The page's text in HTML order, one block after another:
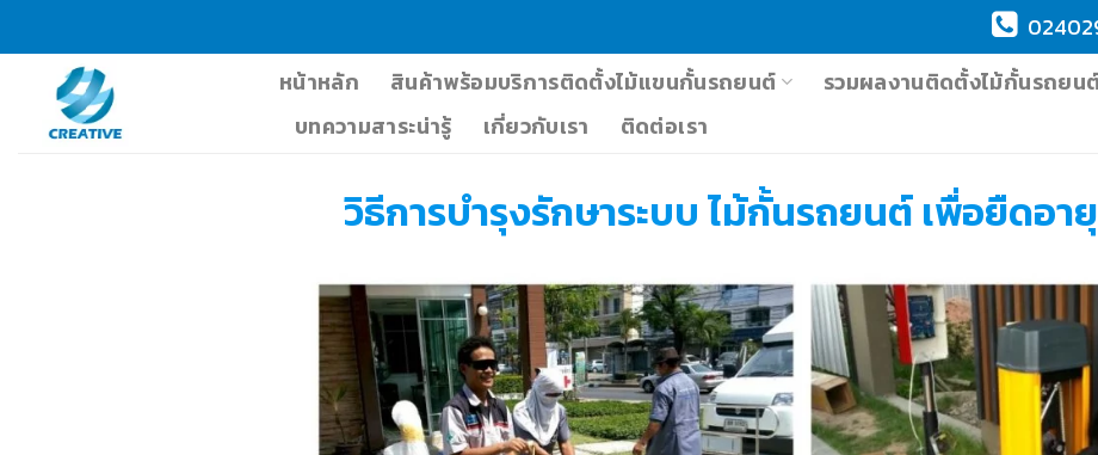
content
หน้าหลัก สินค้าพร้อมบริการติดตั้งไม้แขนกั้นรถยนต์
รวมผลงานติดตั้งไม้กั้นรถยน
บทความสาระน่ารู้
เกี่ยวกับเรา ติดต่อเรา
วิธีการบำรุงรักษาระบบ ไม้กั้นรถยนต์ เพื่อยืดอา